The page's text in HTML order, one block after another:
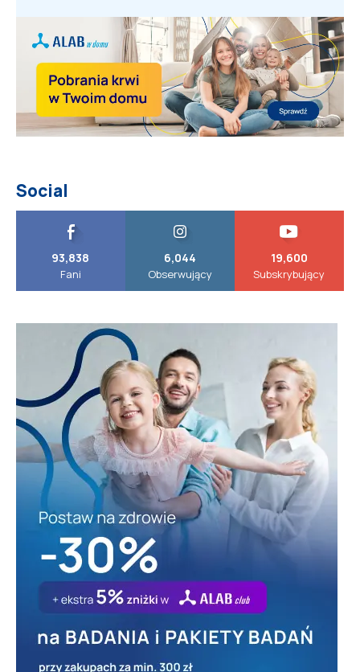
Social
93,838
Fani
6,044
Obserwujący
19,600
Subskrybujący